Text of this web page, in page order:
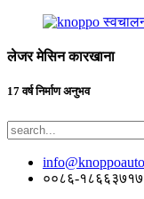
लेजर मेसिन कारखाना
17 वर्ष निर्माण अनुभव
००८६-